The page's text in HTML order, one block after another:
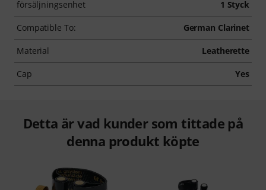
försäljningsenhet 1 Styck
Compatible To: German Clarinet
Material Leatherette
Cap Yes
Detta är vad kunder som tittade på
denna produkt köpte